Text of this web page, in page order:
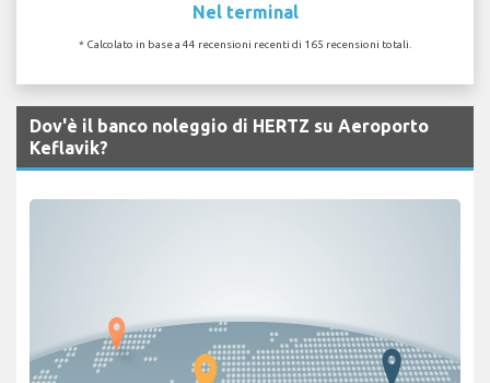
Nel terminal
* Calcolato in base a 44 recensioni recenti di 165 recensioni totali.
Dov'è il banco noleggio di HERTZ su Aeroporto
Keflavik?